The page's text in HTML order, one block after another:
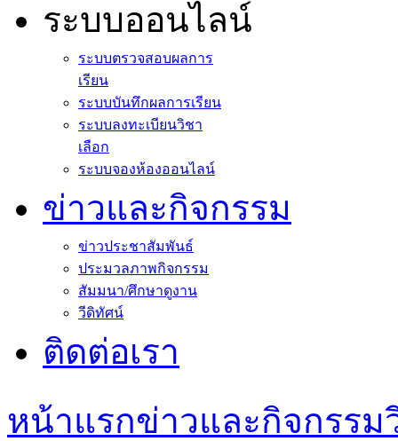
ระบบออนไลน์
ระบบตรวจสอบผลการ
เรียน
ระบบบันทึกผลการเรียน
ระบบลงทะเบียนวิชา
เลือก
ระบบจองห้องออนไลน์
ข่าวและกิจกรรม
ข่าวประชาสัมพันธ์
ประมวลภาพกิจกรรม
สัมมนา/ศึกษาดูงาน
วีดิทัศน์
ติดต่อเรา
หน้าแรกข่าวและกิจกรรม